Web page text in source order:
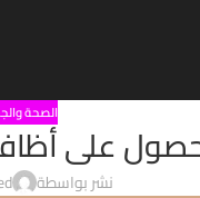
الصحة
على
نشر بواسطة